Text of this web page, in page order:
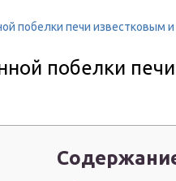
побелки печи известковым
побелки